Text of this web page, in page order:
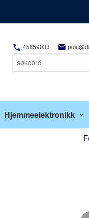
45859033
Hjemmeelektronikk